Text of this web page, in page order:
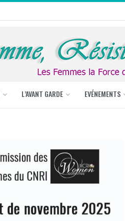
L’AVANT GARDE EVÉNEMENTS